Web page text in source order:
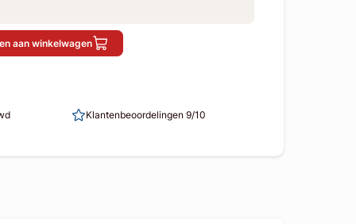
aan winkelwagen
Klantenbeoordelingen 9/10